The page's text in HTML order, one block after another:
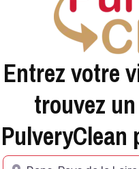
Entrez votre
trouvez
PulveryClean
Tapez votre ville